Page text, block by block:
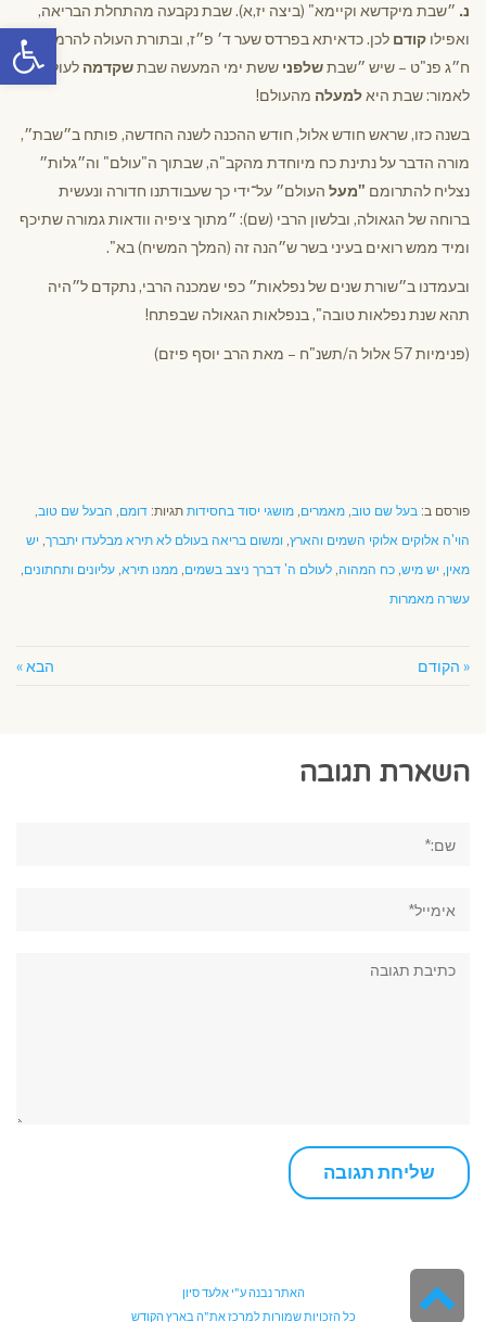
פתח
נ. ״שבת מיקדשא וקיימא" (ביצה יז,א). שבת נקבעה מהתחלת הבריאה,
ואפילו קודם לכן. כדאיתא בפרדס שער ד׳ פ״ז, ובתורת העולה להרמ״א
ח״ג פנ"ט – שיש ״שבתשלפני ששת ימי המעשה שבתשקדמה לעולם,
לאמור: שבת היאלמעלה מהעולם!
בשנה כזו, שראש חודש אלול, חודש ההכנה לשנה החדשה, פותח ב״שבת״,
מורה הדבר על נתינת כח מיוחדת מהקב"ה, שבתוך ה"עולם" וה״גלות״
נצליח להתרומם "מעל העולם״ על־ידי כך שעבודתנו חדורה ונעשית
ברוחה של הגאולה, ובלשון הרבי (שם): ״מתוך ציפיה וודאות גמורה שתיכף
ומיד ממש רואים בעיני בשר ש״הנה זה (המלך המשיח) בא".
ובעמדנו ב״שורת שנים של נפלאות״ כפי שמכנה הרבי, נתקדם ל״היה
תהא שנת נפלאות טובה", בנפלאות הגאולה שבפתח!
(פנימיות 57 אלול ה/תשנ"ח – מאת הרב יוסף פיזם)
פורסם ב: בעל שם טוב, מאמרים, מושגי יסוד בחסידות תגיות: דומם, הבעל שם טוב,
הוי'ה אלוקים אלוקי השמים והארץ, ומשום בריאה בעולם לא תירא מבלעדו יתברך, יש
מאין, יש מיש, כח המהוה, לעולם ה' דברך ניצב בשמים, ממנו תירא, עליונים ותחתונים,
עשרה מאמרות
« הקודם הבא »
השארת תגובה
האתר נבנה ע"יאלעד סיון
כל הזכויות שמורות למרכז את"ה בארץ הקודש
גלילה